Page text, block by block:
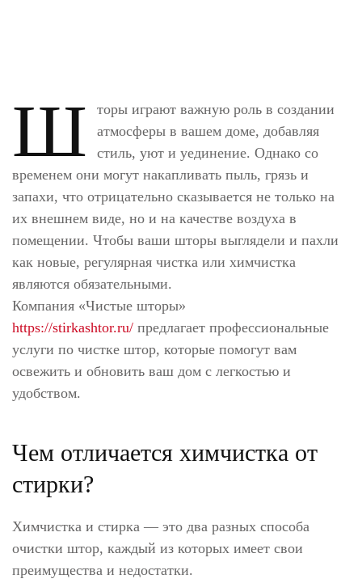
Ш
торы играют важную роль в создании
атмосферы в вашем доме, добавляя
стиль, уют и уединение. Однако со
временем они могут накапливать пыль, грязь и
запахи, что отрицательно сказывается не только на
их внешнем виде, но и на качестве воздуха в
помещении. Чтобы ваши шторы выглядели и пахли
как новые, регулярная чистка или химчистка
являются обязательными.
Компания «Чистые шторы»
https://stirkashtor.ru/ предлагает профессиональные
услуги по чистке штор, которые помогут вам
освежить и обновить ваш дом с легкостью и
удобством.
Чем отличается химчистка от
стирки?
Химчистка и стирка — это два разных способа
очистки штор, каждый из которых имеет свои
преимущества и недостатки.